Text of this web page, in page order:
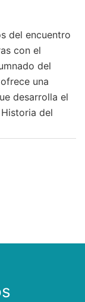
del encuentro
con el
del
una
desarrolla el
del